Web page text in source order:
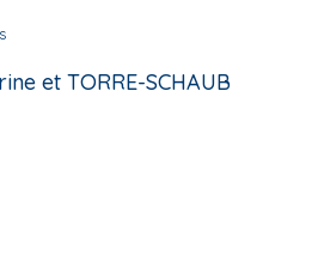
et TORRE-SCHAUB